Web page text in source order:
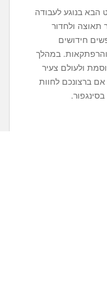
הבא בנוגע לעבודה
תאוצה ולחדור
חידושים
והרפתקאות. במהלך
ולעולם צעיר
ברצונכם לחוות